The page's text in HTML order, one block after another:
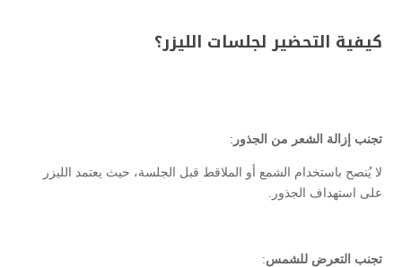
كيفية التحضير لجلسات الليزر؟
تجنب إزالة الشعر من الجذور :
لا يُنصح باستخدام الشمع أو الملاقط قبل الجلسة، حيث يعتمد الليزر
على استهداف الجذور.
تجنب التعرض للشمس: